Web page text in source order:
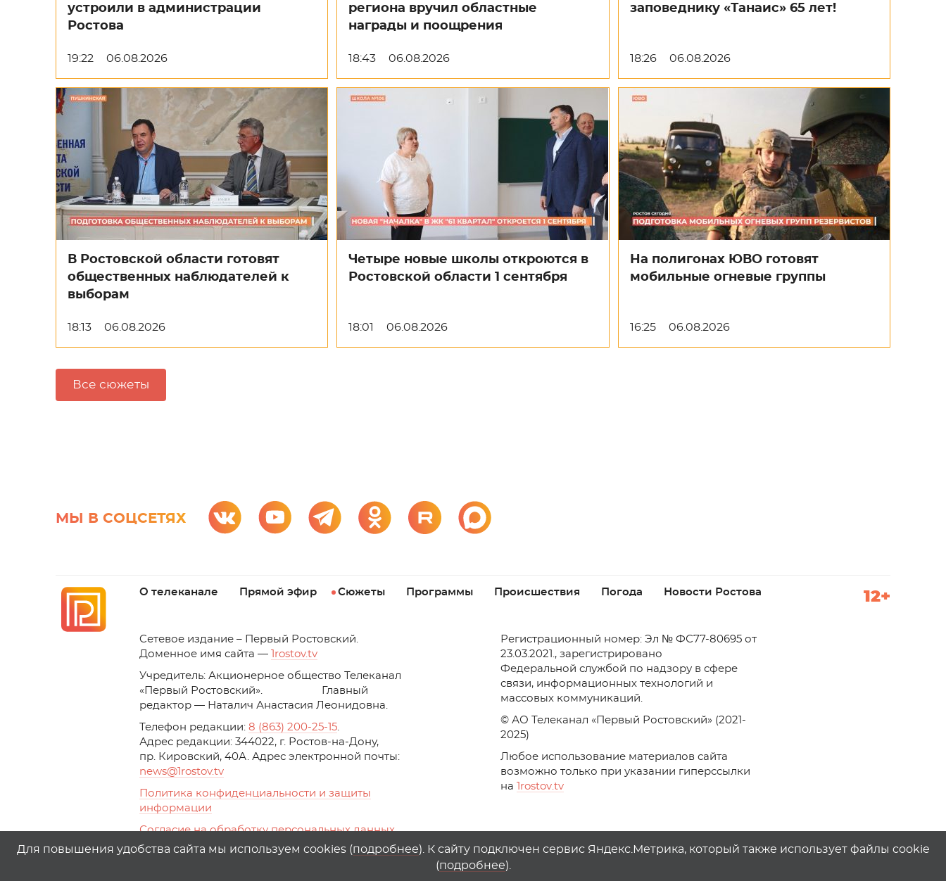
устроили в администрации
Ростова
19:22 06.08.2026
региона вручил областные
награды и поощрения
18:43 06.08.2026
заповеднику «Танаис» 65 лет!
18:26 06.08.2026
В Ростовской области готовят
общественных наблюдателей к
выборам
18:13 06.08.2026
Четыре новые школы откроются в
Ростовской области 1 сентября
18:01 06.08.2026
На полигонах ЮВО готовят
мобильные огневые группы
16:25 06.08.2026
Все сюжеты
МЫ В СОЦСЕТЯХ
О телеканале Прямой эфир Сюжеты Программы Происшествия Погода Новости Ростова 12+
Cетевое издание – Первый Ростовский.
Доменное имя сайта —
1rostov.tv
Учредитель: Акционерное общество Телеканал
«Первый Ростовский». Главный
редактор — Наталич Анастасия Леонидовна.
Телефон редакции: 8 (863) 200-25-15.
Адрес редакции: 344022, г. Ростов-на-Дону,
пр. Кировский, 40А. Адрес электронной почты:
news@1rostov.tv
Политика конфиденциальности и защиты
информации
Согласие на обработку персональных данных
с помощью сервисов Yandex.Metrika, top.mail.ru
Регистрационный номер: Эл № ФС77-80695 от
23.03.2021., зарегистрировано
Федеральной службой по надзору в сфере
связи, информационных технологий и
массовых коммуникаций.
© АО Телеканал «Первый Ростовский» (2021-
2025)
Любое использование материалов сайта
возможно только при указании гиперссылки
на
rostov.tv
Для повышения удобства сайта мы используем cookies (подробнее). К сайту подключен сервис Яндекс.Метрика, который также использует файлы cookie
(подробнее).